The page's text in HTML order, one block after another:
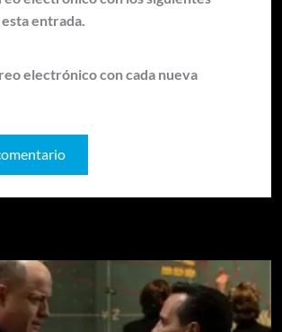
entrada.
electrónico con cada nueva